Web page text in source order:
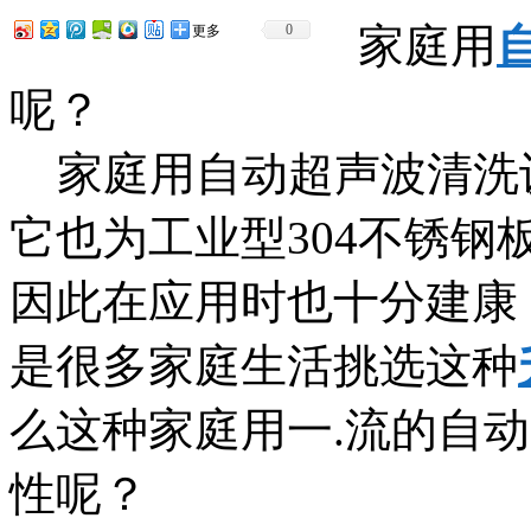
更多 0 家庭用
呢？
家庭用自动超声波清洗
它也为工业型304不锈钢
因此在应用时也十分建
是很多家庭生活挑选这种
么这种家庭用一.流的自
性呢？